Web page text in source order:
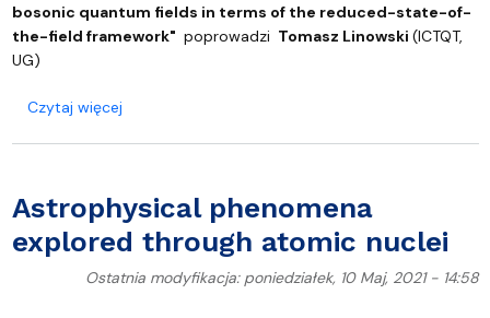
bosonic quantum fields in terms of the reduced-state-of-
the-field framework" poprowadzi Tomasz Linowski (ICTQT,
UG)
Czytaj więcejo Classical description of bosonic quantum
Astrophysical phenomena
explored through atomic nuclei
Ostatnia modyfikacja: poniedziałek, 10 Maj, 2021 - 14:58